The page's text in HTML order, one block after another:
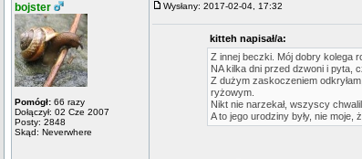
bojster
Pomógł: 66 razy
Dołączył: 02 Cze 2007
Posty: 2848
Skąd: Neverwhere
Wysłany: 2017-02-04, 17:32
kitteh napisał/a:
Z innej beczki. Mój dobry kolega
NA kilka dni przed dzwoni i pyta,
Z dużym zaskoczeniem
ryżowym.
Nikt nie narzekał, wszyscy
A to jego urodziny były, nie moje,